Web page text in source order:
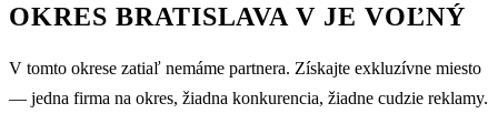
OKRES BRATISLAVA V JE VOĽNÝ
V tomto okrese zatiaľ nemáme partnera. Získajte exkluzívne miesto
— jedna firma na okres, žiadna konkurencia, žiadne cudzie reklamy.